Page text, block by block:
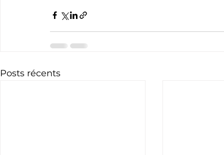
Posts récents